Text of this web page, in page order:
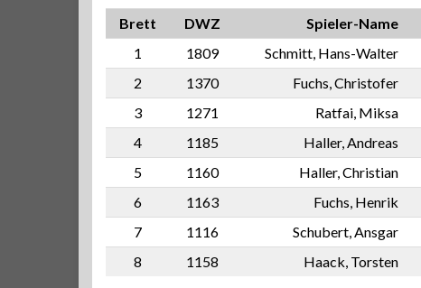
Brett DWZ Spieler-Name
1
1809 Schmitt, Hans-Walter
2
1370 Fuchs, Christofer
3
1271 Ratfai, Miksa
4
1185 Haller, Andreas
5
1160 Haller, Christian
6
1163 Fuchs, Henrik
7
1116 Schubert, Ansgar
8
1158 Haack, Torsten